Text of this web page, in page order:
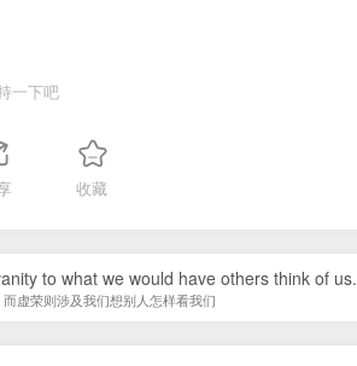
一下吧
收藏
to what we would have others think of us.
虚荣则涉及我们想别人怎样看我们